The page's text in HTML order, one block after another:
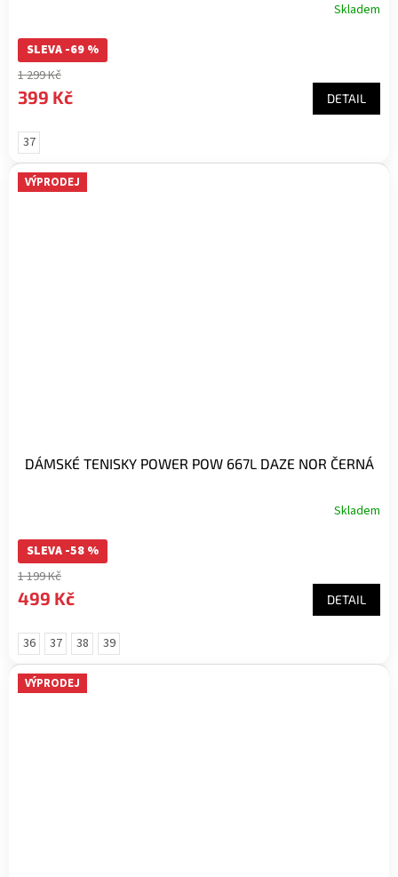
Skladem
SLEVA -69 %
1 299 Kč
399 Kč DETAIL
37
VÝPRODEJ
DÁMSKÉ TENISKY POWER POW 667L DAZE NOR ČERNÁ
Skladem
SLEVA -58 %
1 199 Kč
499 Kč DETAIL
36 37 38 39
VÝPRODEJ